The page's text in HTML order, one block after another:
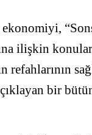
ilişkin
bir